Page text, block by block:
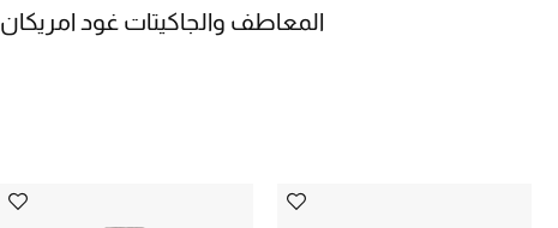
المعاطف والجاكيتات غود امريكان